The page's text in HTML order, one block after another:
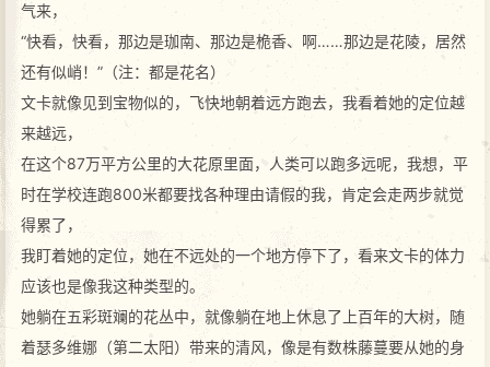
气来，
“快看，快看，那边是珈南、那边是桅香、啊……那边是花陵，居然
还有似峭！”（注：都是花名）
文卡就像见到宝物似的，飞快地朝着远方跑去，我看着她的定位越
来越远，
在这个87万平方公里的大花原里面，人类可以跑多远呢，我想，平
时在学校连跑800米都要找各种理由请假的我，肯定会走两步就觉
得累了，
我盯着她的定位，她在不远处的一个地方停下了，看来文卡的体力
应该也是像我这种类型的。
她躺在五彩斑斓的花丛中，就像躺在地上休息了上百年的大树，随
着瑟多维娜（第二太阳）带来的清风，像是有数株藤蔓要从她的身